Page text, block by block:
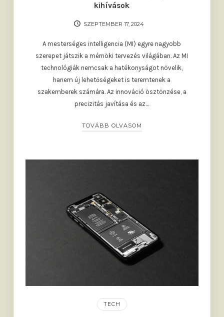
kihívások
SZEPTEMBER 17, 2024
A mesterséges intelligencia (MI) egyre nagyobb
szerepet játszik a mérnöki tervezés világában. Az MI
technológiák nemcsak a hatékonyságot növelik,
hanem új lehetőségeket is teremtenek a
szakemberek számára. Az innováció ösztönzése, a
precizitás javítása és az…
TOVÁBB OLVASOM
TECH